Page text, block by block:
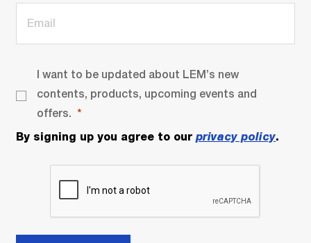
I want to be updated about LEM’s new
contents, products, upcoming events and
offers.
By signing up you agree to our privacy policy.